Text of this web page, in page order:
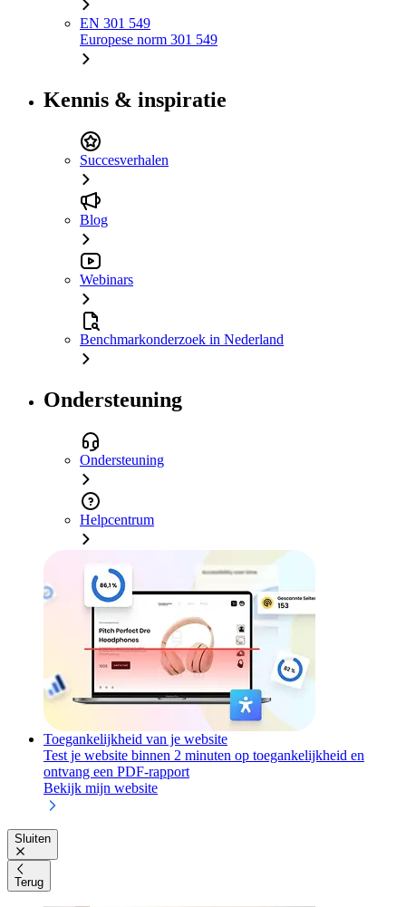
EN 301 549
Europese norm 301 549
Kennis & inspiratie
Succesverhalen
Blog
Webinars
Benchmarkonderzoek in Nederland
Ondersteuning
Ondersteuning
Helpcentrum
Toegankelijkheid van je website
Test je website binnen 2 minuten op toegankelijkheid en
ontvang een PDF-rapport
Bekijk mijn website
Sluiten
Terug